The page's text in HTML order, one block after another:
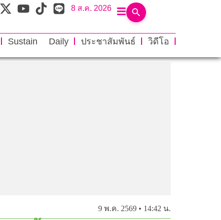
8 ส.ค. 2026
Sustain Daily ประชาสัมพันธ์ วิดีโอ
9 พ.ค. 2569 • 14:42 น.